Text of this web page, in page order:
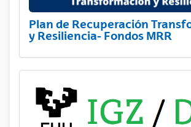
Plan de Recuperación
y Resiliencia- Fondos MRR